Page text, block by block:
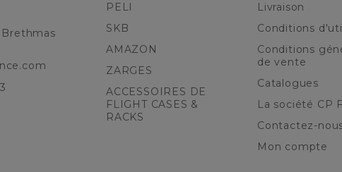
PELI
SKB
AMAZON
ZARGES
ACCESSOIRES DE
FLIGHT CASES &
RACKS
Livraison
Conditions
Conditions
de vente
Catalogues
La société CP
Contactez-
Mon compte